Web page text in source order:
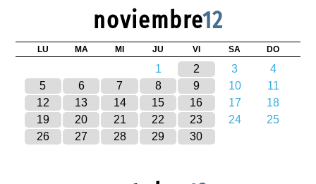
noviembre12
LU MA MI JU VI SA DO
1 2 3
4
5
6 7 8 9 10
11
12
13 14 15 16 17
18
19
20 21 22 23 24
25
26
27 28 29 30